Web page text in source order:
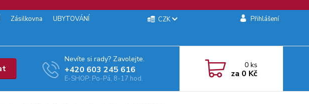
Zásilkovna
UBYTOVÁNÍ
CZK Přihlášení
Nevíte si rady? Zavolejte.
+‭420 603 245 616‬
E-SHOP: Po-Pá, 8-17 hod.
0ks
za 0 Kč